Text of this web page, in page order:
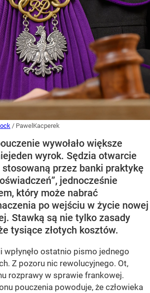
/ PawelKacperek
wywołało większe
wyrok. Sędzia otwarcie
przez banki praktykę
jednocześnie
który może nabrać
po wejściu w życie nowej
Stawką są nie tylko zasady
tysiące złotych kosztów.
wpłynęło ostatnio pismo jednego
Z pozoru nic rewolucyjnego. Ot,
rozprawy w sprawie frankowej.
pouczenia powoduje, że człowieka